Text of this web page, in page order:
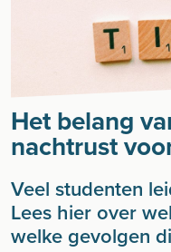
Het belang
nachtrust
Veel studenten
Lees hier over
welke gevolgen